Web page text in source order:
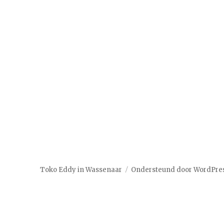
Toko Eddy in Wassenaar Ondersteund door